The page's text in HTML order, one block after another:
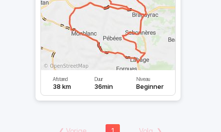
Afstand
38 km
Duur
36min
Niveau
Beginner